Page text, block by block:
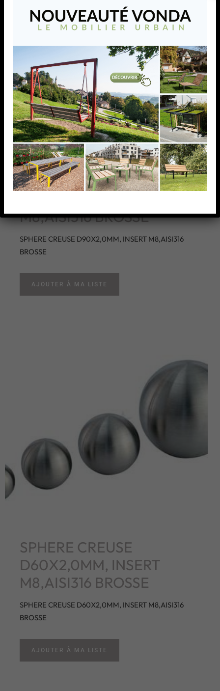
SPHERE CREUSE
M8,AISI316 BROSSE
SPHERE CREUSE D90X2,0MM, INSERT M8,AISI316
BROSSE
AJOUTER À MA LISTE
SPHERE CREUSE
D60X2,0MM, INSERT
M8,AISI316 BROSSE
SPHERE CREUSE D60X2,0MM, INSERT M8,AISI316
BROSSE
AJOUTER À MA LISTE